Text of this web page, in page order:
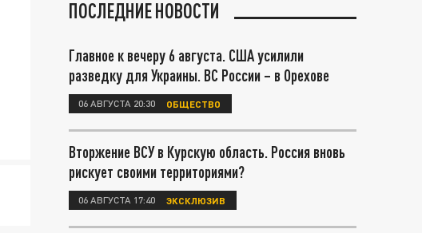
ПОСЛЕДНИЕ НОВОСТИ
Главное к вечеру 6 августа. США усилили
разведку для Украины. ВС России – в Орехове
06 АВГУСТА 20:30 ОБЩЕСТВО
Вторжение ВСУ в Курскую область. Россия вновь
рискует своими территориями?
06 АВГУСТА 17:40 ЭКСКЛЮЗИВ